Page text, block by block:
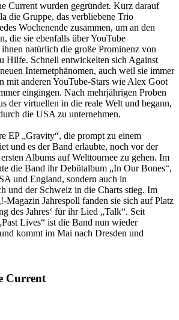
Current wurden gegründet. Kurz darauf
die Gruppe, das verbliebene Trio
Wochenende zusammen, um an den
die sie ebenfalls über YouTube
natürlich die große Prominenz von
Hilfe. Schnell entwickelten sich Against
Internetphänomen, auch weil sie immer
mit anderen YouTube-Stars wie Alex Goot
eingingen. Nach mehrjährigen Proben
der virtuellen in die reale Welt und begann,
die USA zu unternehmen.
EP „Gravity“, die prompt zu einem
und es der Band erlaubte, noch vor der
Albums auf Welttournee zu gehen. Im
die Band ihr Debütalbum „In Our Bones“,
und England, sondern auch in
und der Schweiz in die Charts stieg. Im
Magazin Jahrespoll fanden sie sich auf Platz
des Jahres‘ für ihr Lied „Talk“. Seit
Lives“ ist die Band nun wieder
kommt im Mai nach Dresden und
Current